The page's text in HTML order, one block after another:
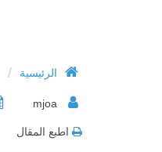
الرئيسية /
اطبع المقال